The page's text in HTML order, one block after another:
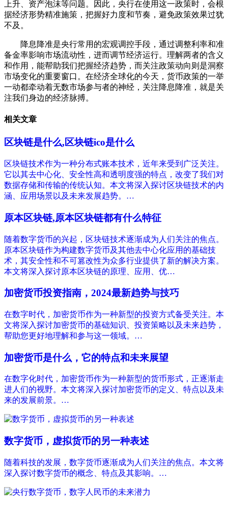
上升、资产泡沫等问题。因此，央行在使用这一政策时，会根
据经济形势精准施策，把握好力度和节奏，避免政策效果过犹
不及。
降息降准是央行常用的宏观调控手段，通过调整利率和准
备金率影响市场流动性，进而调节经济运行。理解两者的含义
和作用，能帮助我们把握经济趋势，而关注政策动向则是洞察
市场变化的重要窗口。在经济全球化的今天，货币政策的一举
一动都牵动着无数市场参与者的神经，关注降息降准，就是关
注我们身边的经济脉搏。
相关文章
区块链是什么,区块链ico是什么
区块链技术作为一种分布式账本技术，近年来受到广泛关注。
它以其去中心化、安全性高和透明度强的特点，改变了我们对
数据存储和传输的传统认知。本文将深入探讨区块链技术的内
涵、应用场景以及未来发展趋势。…
原本区块链,原本区块链都有什么特征
随着数字货币的兴起，区块链技术逐渐成为人们关注的焦点。
原本区块链作为构建数字货币及其他去中心化应用的基础技
术，其安全性和不可篡改性为众多行业提供了新的解决方案。
本文将深入探讨原本区块链的原理、应用、优…
加密货币投资指南，2024最新趋势与技巧
在数字时代，加密货币作为一种新型的投资方式备受关注。本
文将深入探讨加密货币的基础知识、投资策略以及未来趋势，
帮助您更好地理解和参与这一领域。…
加密货币是什么，它的特点和未来展望
在数字化时代，加密货币作为一种新型的货币形式，正逐渐走
进人们的视野。本文将深入探讨加密货币的定义、特点以及未
来的发展前景。…
数字货币，虚拟货币的另一种表述
随着科技的发展，数字货币逐渐成为人们关注的焦点。本文将
深入探讨数字货币的概念、特点及其影响。…